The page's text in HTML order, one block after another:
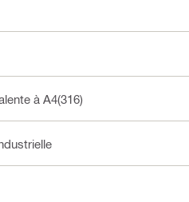
à A4(316)